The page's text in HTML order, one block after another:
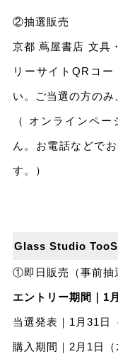
②抽選販売
京都 蔦屋書店 文具
リーサイトQRコ
い。ご当選の方のみ
（ オンラインペ
ん。お電話などで
す。）
Glass Studio TooS
①即⽇販売（事前抽
エントリー期間｜1
当選発表｜1月31日
購入期間｜2月1日